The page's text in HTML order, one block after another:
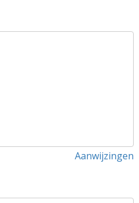
Aanwijzingen